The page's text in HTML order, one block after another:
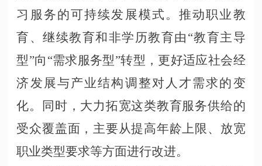
习服务的可持续发展模式。推动职业教
育、继续教育和非学历教育由“教育主导
型”向“需求服务型”转型，更好适应社会经
济发展与产业结构调整对人才需求的变
化。同时，大力拓宽这类教育服务供给的
受众覆盖面，主要从提高年龄上限、放宽
职业类型要求等方面进行改进。